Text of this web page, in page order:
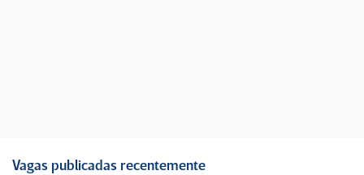
Vagas publicadas recentemente